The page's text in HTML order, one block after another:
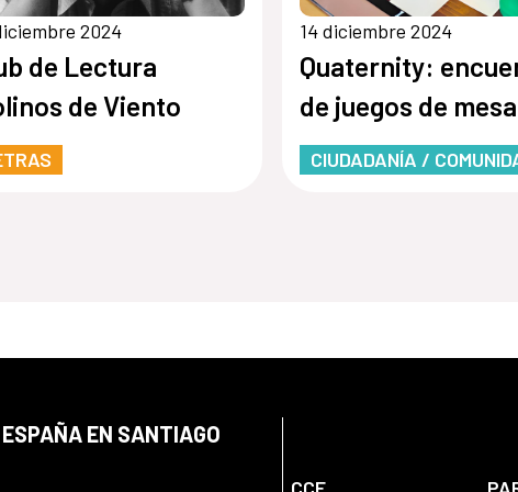
2024
de Lectura
de Viento
14 diciembre 2024
Quaternity:
de juegos de mesa
CIUDADANÍA /
EN SANTIAGO